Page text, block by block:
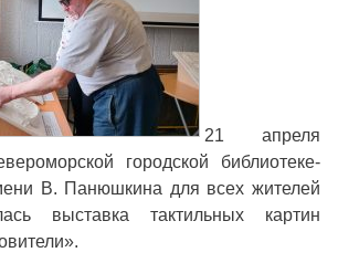
21 апреля
городской библиотеке-
В. Панюшкина для всех жителей
выставка тактильных картин